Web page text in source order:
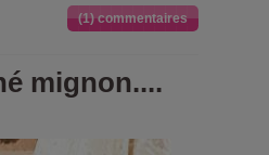
(1) commentaires
mignon....